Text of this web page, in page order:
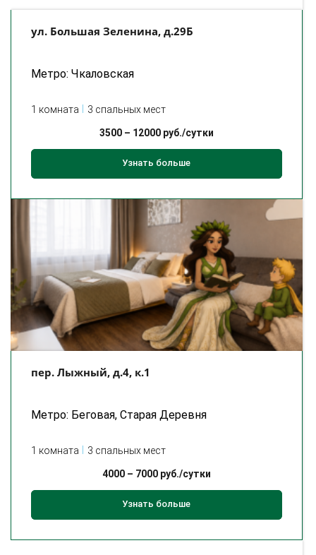
ул. Большая Зеленина, д.29Б
Метро: Чкаловская
1 комната 3 спальных мест
3500– 12000руб./сутки
Узнать больше
пер. Лыжный, д.4, к.1
Метро: Беговая, Старая Деревня
1 комната 3 спальных мест
4000– 7000руб./сутки
Узнать больше